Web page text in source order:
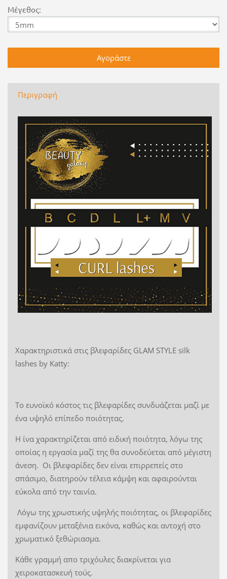
Μέγεθος:
Περιγραφή
Χαρακτηριστικά στις βλεφαρίδες GLAM STYLE silk
lashes by Katty:
Το ευνοϊκό κόστος τις βλεφαρίδες συνδυάζεται μαζί με
ένα υψηλό επίπεδο ποιότητας.
Η ίνα χαρακτηρίζεται από ειδική ποιότητα, λόγω της
οποίας η εργασία μαζί της θα συνοδεύεται από μέγιστη
άνεση. Οι βλεφαρίδες δεν είναι επιρρεπείς στο
σπάσιμο, διατηρούν τέλεια κάμψη και αφαιρούνται
εύκολα από την ταινία.
Λόγω της χρωστικής υψηλής ποιότητας, οι βλεφαρίδες
εμφανίζουν μεταξένια εικόνα, καθώς και αντοχή στο
χρωματικό ξεθώριασμα.
Κάθε γραμμή απο τριχόυλες διακρίνεται για
χειροκατασκευή τούς.